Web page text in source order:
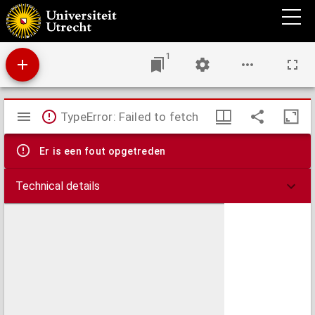
Flandriae comitatus pars Batava tam in ejusdem subjacentia quam vicina territoria
1
Mirador
viewer
TypeError: Failed to fetch
Er is een fout opgetreden
Technical details